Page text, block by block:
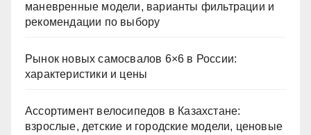
маневренные модели, варианты фильтрации и
рекомендации по выбору
Рынок новых самосвалов 6×6 в России:
характеристики и цены
Ассортимент велосипедов в Казахстане:
взрослые, детские и городские модели, ценовые